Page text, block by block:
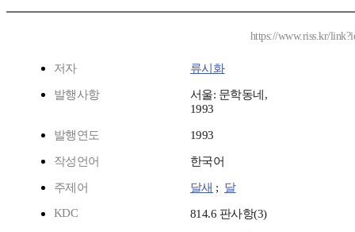
https://www.riss.kr/
저자 류시화
발행사항
서울: 문학동네,
1993
발행연도 1993
작성언어 한국어
주제어 달새 ; 달
KDC
814.6 판사항(3)